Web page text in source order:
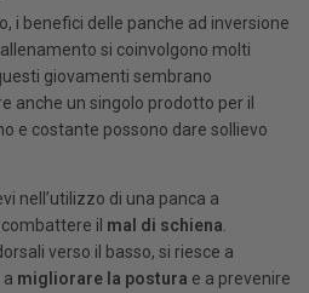
i benefici delle panche ad inversione
si coinvolgono molti
giovamenti sembrano
anche un singolo prodotto per il
e costante possono dare sollievo
nell’utilizzo di una panca a
il mal di schiena
verso il basso, si riesce a
migliorare la postura e a prevenire